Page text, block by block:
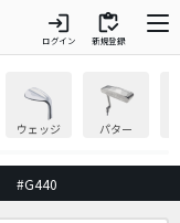
login
ログイン
inventory
新規登録
ウェッジ パター
#G440